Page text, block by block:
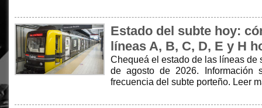
Estado del subte hoy:
líneas A, B, C, D, E y H
Chequeá el estado de las líneas de
de agosto de 2026. Información
frecuencia del subte porteño. Leer